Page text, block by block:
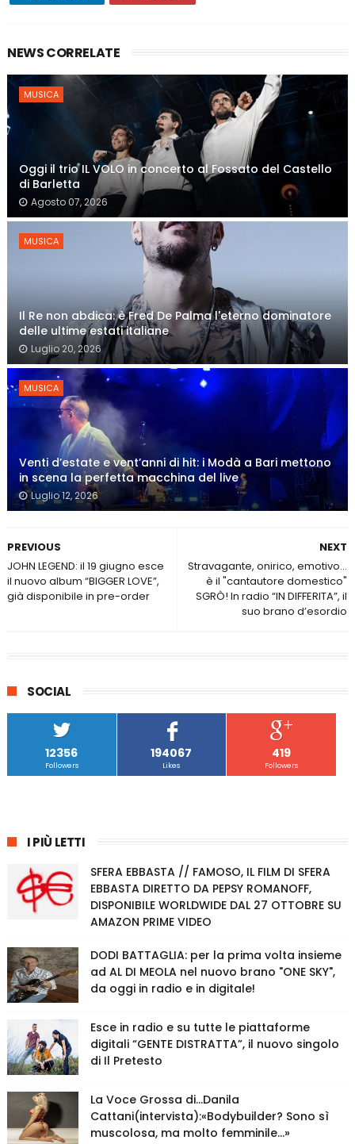
NEWS CORRELATE
MUSICA
Oggi il trio IL VOLO in concerto al Fossato del Castello
di Barletta
Agosto 07, 2026
MUSICA
Il Re non abdica: è Fred De Palma l'eterno dominatore
delle ultime estati italiane
Luglio 20, 2026
MUSICA
Venti d’estate e vent’anni di hit: i Modà a Bari mettono
in scena la perfetta macchina del live
Luglio 12, 2026
NEXT
Stravagante, onirico, emotivo...
è il "cantautore domestico"
SGRÒ! In radio “IN DIFFERITA”, il
suo brano d’esordio
PREVIOUS
JOHN LEGEND: il 19 giugno esce
il nuovo album “BIGGER LOVE”,
già disponibile in pre-order
SOCIAL
12356
Followers
194067
Likes
419
Followers
I PIÙ LETTI
SFERA EBBASTA // FAMOSO, IL FILM DI SFERA
EBBASTA DIRETTO DA PEPSY ROMANOFF,
DISPONIBILE WORLDWIDE DAL 27 OTTOBRE SU
AMAZON PRIME VIDEO
DODI BATTAGLIA: per la prima volta insieme
ad AL DI MEOLA nel nuovo brano "ONE SKY",
da oggi in radio e in digitale!
Esce in radio e su tutte le piattaforme
digitali “GENTE DISTRATTA”, il nuovo singolo
di Il Pretesto
La Voce Grossa di…Danila
Cattani(intervista):«Bodybuilder? Sono sì
muscolosa, ma molto femminile…»